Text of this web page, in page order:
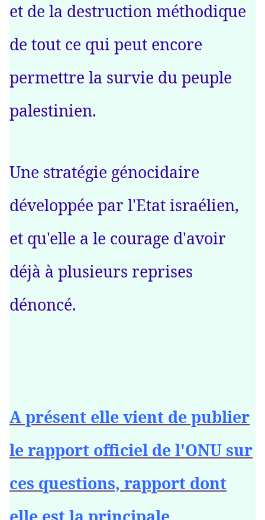
et de la destruction méthodique
de tout ce qui peut encore
permettre la survie du peuple
palestinien.
Une stratégie génocidaire
développée par l'Etat israélien,
et qu'elle a le courage d'avoir
déjà à plusieurs reprises
dénoncé.
A présent elle vient de publier
le rapport officiel de l'ONU sur
ces questions, rapport dont